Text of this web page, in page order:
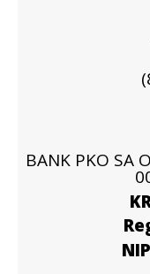
BANK PKO SA